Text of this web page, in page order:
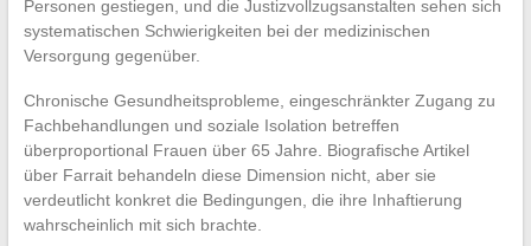
Personen gestiegen, und die Justizvollzugsanstalten sehen sich
systematischen Schwierigkeiten bei der medizinischen
Versorgung gegenüber.
Chronische Gesundheitsprobleme, eingeschränkter Zugang zu
Fachbehandlungen und soziale Isolation betreffen
überproportional Frauen über 65 Jahre. Biografische Artikel
über Farrait behandeln diese Dimension nicht, aber sie
verdeutlicht konkret die Bedingungen, die ihre Inhaftierung
wahrscheinlich mit sich brachte.